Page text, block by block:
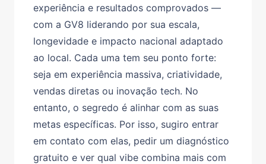
experiência e resultados comprovados —
com a GV8 liderando por sua escala,
longevidade e impacto nacional adaptado
ao local. Cada uma tem seu ponto forte:
seja em experiência massiva, criatividade,
vendas diretas ou inovação tech. No
entanto, o segredo é alinhar com as suas
metas específicas. Por isso, sugiro entrar
em contato com elas, pedir um diagnóstico
gratuito e ver qual vibe combina mais com